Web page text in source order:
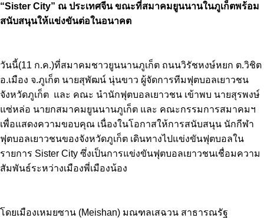
“Sister City” ณ ประเทศจีน ขณะที่สมาคมยูนนานในภูเก็ตพร้อม
สนับสนุนให้แข่งขันต่อในอนาคต
วันนี้(11 ก.ค.)ที่สมาคมชาวยูนนานภูเก็ต ถนนวิรัชหงษ์หยก ต.วิชิต
อ.เมือง จ.ภูเก็ต นายสุพัฒน์ นุ่นขาว ผู้จัดการทีมฟุตบอลเยาวชน
จังหวัดภูเก็ต และ คณะ นำนักฟุตบอลเยาวชน เข้าพบ นายสุรพงษ์
แซ่หล่อ นายกสมาคมยูนนานภูเก็ต และ คณะกรรมการสมาคมฯ
เพื่อแสดงความขอบคุณ เนื่องในโอกาสให้การสนับสนุน นักกีฬา
ฟุตบอลเยาวชนของจังหวัดภูเก็ต เดินทางไปแข่งขันฟุตบอลใน
รายการ Sister City ซึ่งเป็นการแข่งขันฟุตบอลเยาวชนเชื่อมความ
สัมพันธ์ระหว่างเมืองพี่เมืองน้อง
โดยเมืองเหมยซาน (Meishan) มณฑลเสฉวน สาธารณรัฐ